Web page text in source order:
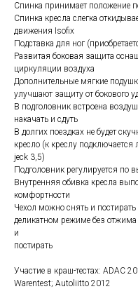
Спинка принимает положение
Спинка кресла слегка
движения Isofix
Подставка для ног
Развитая боковая защита
циркуляции воздуха
Дополнительные мягкие
улучшают защиту от бокового
В подголовник встроена
накачать и сдуть
В долгих поездках не будет
кресло (к креслу
jeck 3,5)
Подголовник регулируется по
Внутренняя обивка кресла
комфортности
Чехол можно снять и
деликатном режиме без
и
постирать
Участие в краш-тестах: ADAC
Warentest; Autoliitto 2012